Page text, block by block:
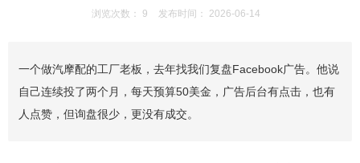
浏览次数： 9 发布时间： 2026-06-14
一个做汽摩配的工厂老板，去年找我们复盘Facebook广告。他说
自己连续投了两个月，每天预算50美金，广告后台有点击，也有
人点赞，但询盘很少，更没有成交。